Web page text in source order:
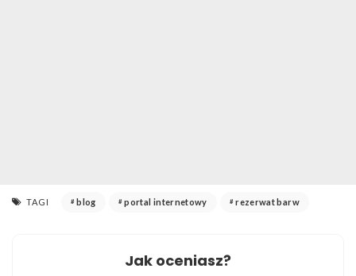
TAGI blog portal internetowy rezerwat barw
Jak oceniasz?